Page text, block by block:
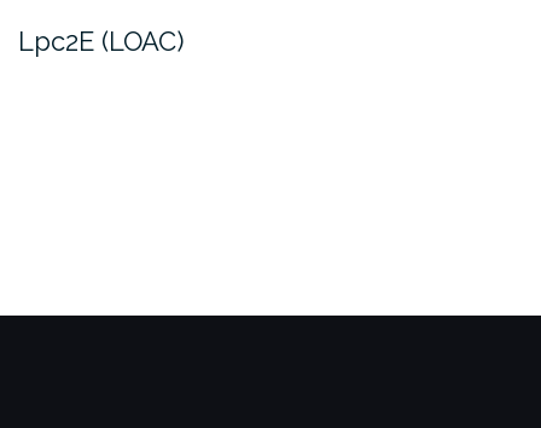
Lpc2E (LOAC)